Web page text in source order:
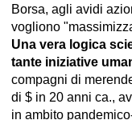
Borsa, agli avidi
vogliono
Una vera logica
tante iniziative
compagni di
di $ in 20 anni ca.,
in ambito